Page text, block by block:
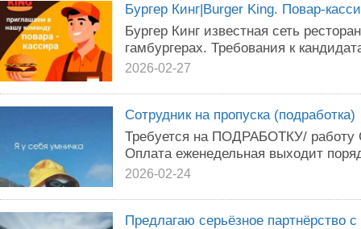
Бургер Кинг|Burger King. Повар-
Бургер Кинг известная сеть
гамбургерах. Требования к
2026-02-27
Сотрудник на пропуска (подработка)
Требуется на ПОДРАБОТКУ/
Оплата еженедельная выходит
2026-02-24
Предлагаю серьёзное партнёрство